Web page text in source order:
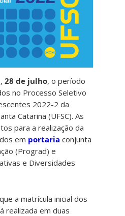
28 de julho, o período
no Processo Seletivo
2022-2 da
Catarina (UFSC). As
para a realização da
em portaria conjunta
(Prograd) e
e Diversidades
a matrícula inicial dos
realizada em duas